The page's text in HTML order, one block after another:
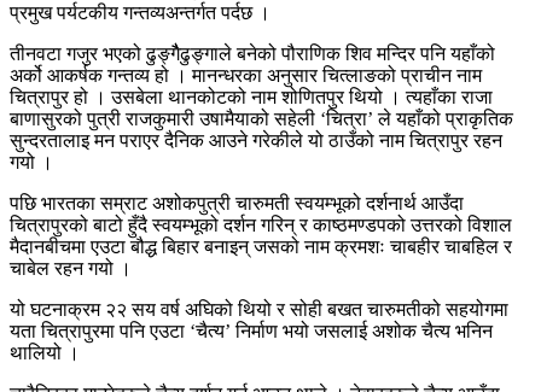
प्रमुख पर्यटकीय गन्तव्यअन्तर्गत पर्दछ ।
तीनवटा गजुर भएको ढुङ्गैैढुङ्गाले बनेको पौराणिक शिव मन्दिर पनि यहाँको
अर्को आकर्षक गन्तव्य हो । मानन्धरका अनुसार चित्लाङको प्राचीन नाम
चित्रापुर हो । उसबेला थानकोटको नाम शोणितपुर थियो । त्यहाँका राजा
बाणासुरको पुत्री राजकुमारी उषामैयाको सहेली ‘चित्रा’ ले यहाँको प्राकृतिक
सुन्दरतालाइ मन पराएर दैनिक आउने गरेकीले यो ठाउँको नाम चित्रापुर रहन
गयो ।
पछि भारतका सम्राट अशोकपुत्री चारुमती स्वयम्भूको दर्शनार्थ आउँदा
चित्रापुरको बाटो हुँदै स्वयम्भूको दर्शन गरिन् र काष्ठमण्डपको उत्तरको विशाल
मैदानबीचमा एउटा बौद्ध बिहार बनाइन् जसको नाम क्रमशः चाबहीर चाबहिल र
चाबेल रहन गयो ।
यो घटनाक्रम २२ सय वर्ष अघिको थियो र सोही बखत चारुमतीको सहयोगमा
यता चित्रापुरमा पनि एउटा ‘चैत्य’ निर्माण भयो जसलाई अशोक चैत्य भनिन
थालियो ।